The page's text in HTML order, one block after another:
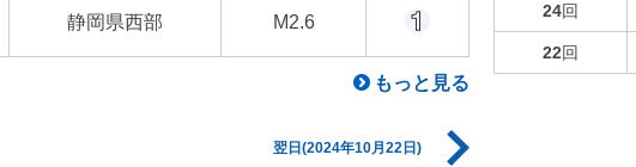
静岡県西部 M2.6
もっと見る
翌日(2024年10月22日)
24回
22回